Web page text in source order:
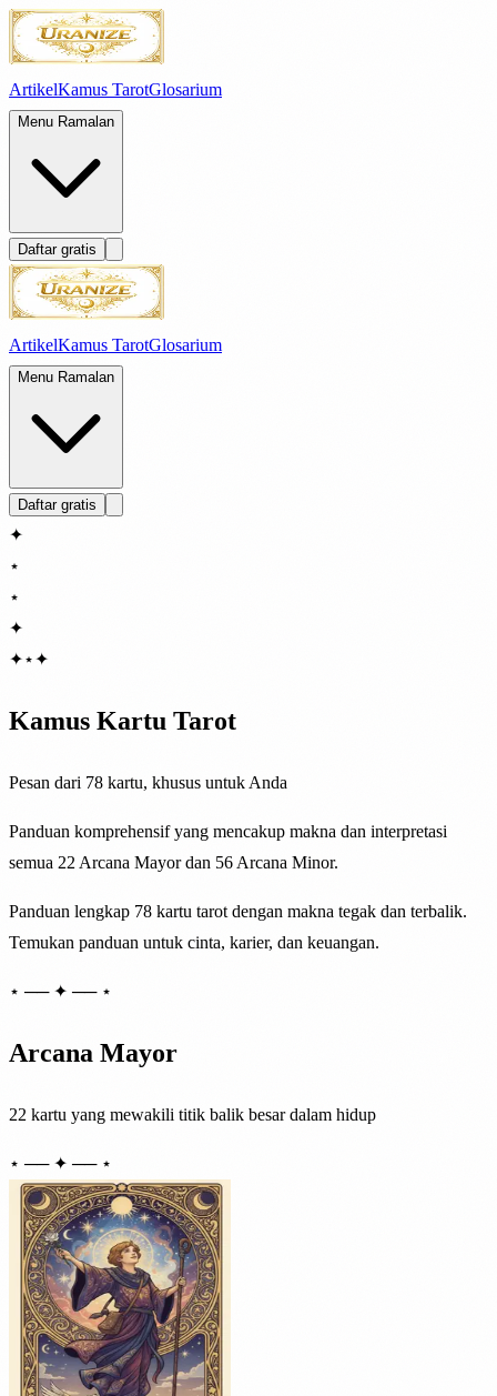
ArtikelKamus TarotGlosarium
Menu Ramalan
Daftar gratis
ArtikelKamus TarotGlosarium
Menu Ramalan
Daftar gratis
✦
⋆
⋆
✦
✦⋆✦
Kamus Kartu Tarot
Pesan dari 78 kartu, khusus untuk Anda
Panduan komprehensif yang mencakup makna dan interpretasi
semua 22 Arcana Mayor dan 56 Arcana Minor.
Panduan lengkap 78 kartu tarot dengan makna tegak dan terbalik.
Temukan panduan untuk cinta, karier, dan keuangan.
⋆ ── ✦ ── ⋆
Arcana Mayor
22 kartu yang mewakili titik balik besar dalam hidup
⋆ ── ✦ ── ⋆